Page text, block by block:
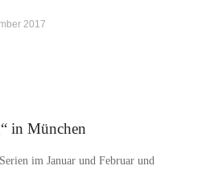
2017
in München
im Ja­nu­ar und Fe­bru­ar und